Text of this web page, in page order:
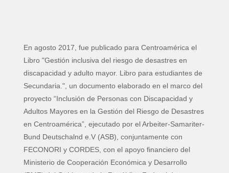
En agosto 2017, fue publicado para Centroamérica el
Libro "Gestión inclusiva del riesgo de desastres en
discapacidad y adulto mayor. Libro para estudiantes de
Secundaria.", un documento elaborado en el marco del
proyecto “Inclusión de Personas con Discapacidad y
Adultos Mayores en la Gestión del Riesgo de Desastres
en Centroamérica”, ejecutado por el Arbeiter-Samariter-
Bund Deutschalnd e.V (ASB), conjuntamente con
FECONORI y CORDES, con el apoyo financiero del
Ministerio de Cooperación Económica y Desarrollo